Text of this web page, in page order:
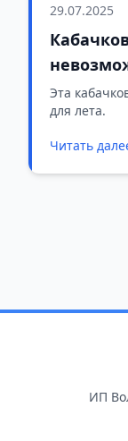
29.07.2025
всё лето
Эта
для лета.
Читать
ИП